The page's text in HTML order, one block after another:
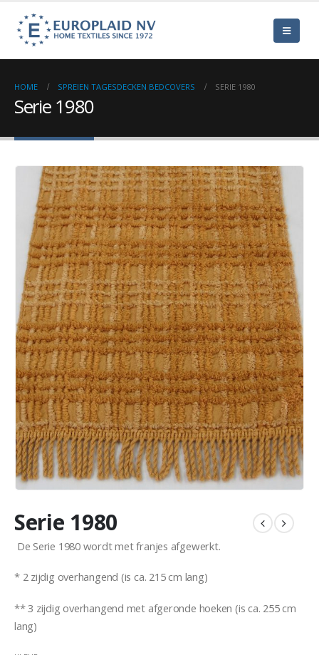
HOME SPREIEN TAGESDECKEN BEDCOVERS SERIE 1980
Serie 1980
Serie 1980
De Serie 1980 wordt met franjes afgewerkt.
* 2 zijdig overhangend (is ca. 215 cm lang)
** 3 zijdig overhangend met afgeronde hoeken (is ca. 255 cm
lang)